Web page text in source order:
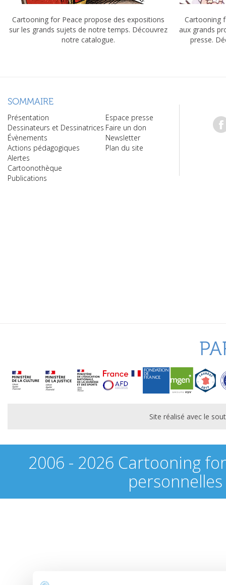
Cartooning for Peace propose des expositions
sur les grands sujets de notre temps. Découvrez
notre catalogue.
Cartooning
aux grands
presse.
SOMMAIRE
Présentation
Dessinateurs et Dessinatrices
Évènements
Actions pédagogiques
Alertes
Cartoonothèque
Publications
Espace presse
Faire un don
Newsletter
Plan du site
Site réalisé avec le
2006 - 2026 Cartooning
personnelles